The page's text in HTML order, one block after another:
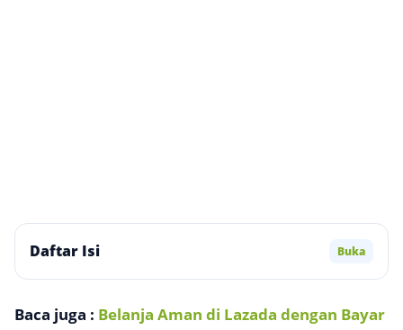
Daftar Isi Buka
Baca juga : Belanja Aman di Lazada dengan Bayar